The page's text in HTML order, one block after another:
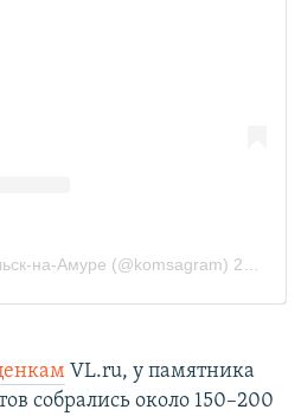
VL.ru, у памятника
собрались около 150–200